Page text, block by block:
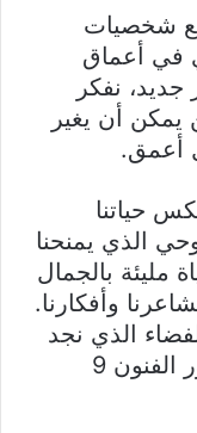
شخصيات
في أعماق
نفكر
يمكن أن يغير
أعمق.
حياتنا
الذي يمنحنا
مليئة بالجمال
وأفكارنا.
الذي نجد
فيه حريتنا وهويتنا.حجج حول محور الفنون 9